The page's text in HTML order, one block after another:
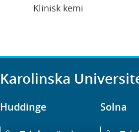
Klinisk kemi
Karolinska
Huddinge Solna